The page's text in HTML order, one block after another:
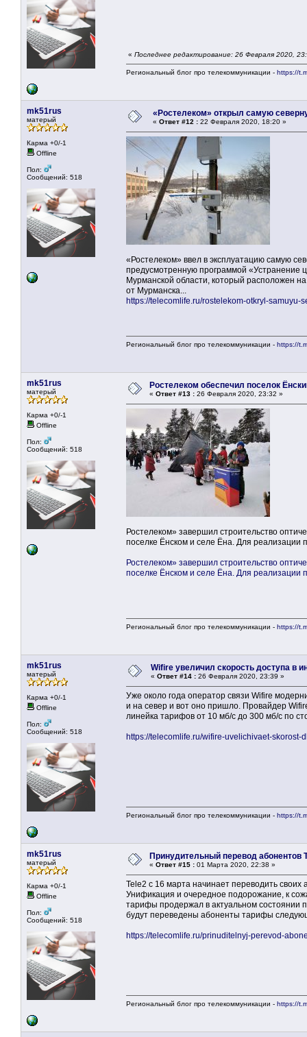
« Последнее редактирование: 26 Февраля 2020,
Региональный блог про телекоммуникации - https://
mk51rus
матерый
Карма +0/-1
Offline
Пол:
Сообщений: 518
«Ростелеком» открыл самую
« Ответ #12 : 22 Февраля 2020, 18:20 »
«Ростелеком» ввел в эксплуатацию самую
предусмотренную программой «Устранение
Мурманской области, который расположен
от Мурманска...
https://telecomlife.ru/rostelekom-otkryl-
Региональный блог про телекоммуникации - https://
mk51rus
матерый
Карма +0/-1
Offline
Пол:
Сообщений: 518
Ростелеком обеспечил поселок
« Ответ #13 : 26 Февраля 2020, 23:32 »
Ростелеком» завершил строительство
поселке Ёнском и селе Ёна. Для реализации
Ростелеком» завершил строительство
поселке Ёнском и селе Ёна. Для реализации
Региональный блог про телекоммуникации - https://
mk51rus
матерый
Карма +0/-1
Offline
Пол:
Сообщений: 518
Wifire увеличил скорость доступа в
« Ответ #14 : 26 Февраля 2020, 23:39 »
Уже около года оператор связи Wifire
и на север и вот оно пришло. Провайдер
линейка тарифов от 10 мб/с до 300 мб/с по
https://telecomlife.ru/wifire-uvelichivaet-skorost-
Региональный блог про телекоммуникации - https://
mk51rus
матерый
Карма +0/-1
Offline
Пол:
Сообщений: 518
Принудительный перевод
« Ответ #15 : 01 Марта 2020, 22:38 »
Tele2 с 16 марта начинает переводить
Унификация и очередное подорожание, к
тарифы продержал в актуальном состоянии
будут переведены абоненты тарифы
https://telecomlife.ru/prinuditelnyj-perevod-
Региональный блог про телекоммуникации - https://